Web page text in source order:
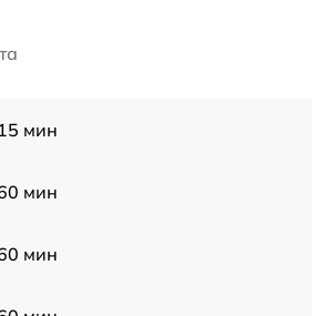
мин
мин
мин